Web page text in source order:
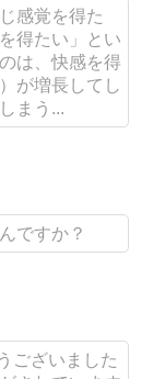
感覚を得た
得たい」とい
は、快感を得
が増長してし
まう...
ですか？
ございました